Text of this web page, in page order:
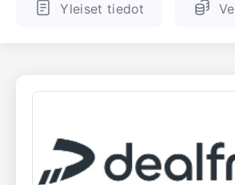
ENGLANTI
Yleiset tiedot